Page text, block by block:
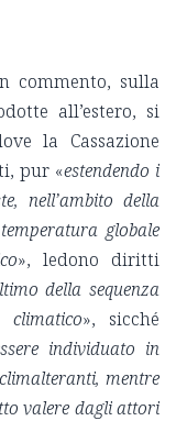
commento, sulla
all’estero, si
la Cassazione
pur «estendendo i
nell’ambito della
globale
», ledono diritti
della sequenza
climatico», sicché
individuato in
mentre
valere dagli attori